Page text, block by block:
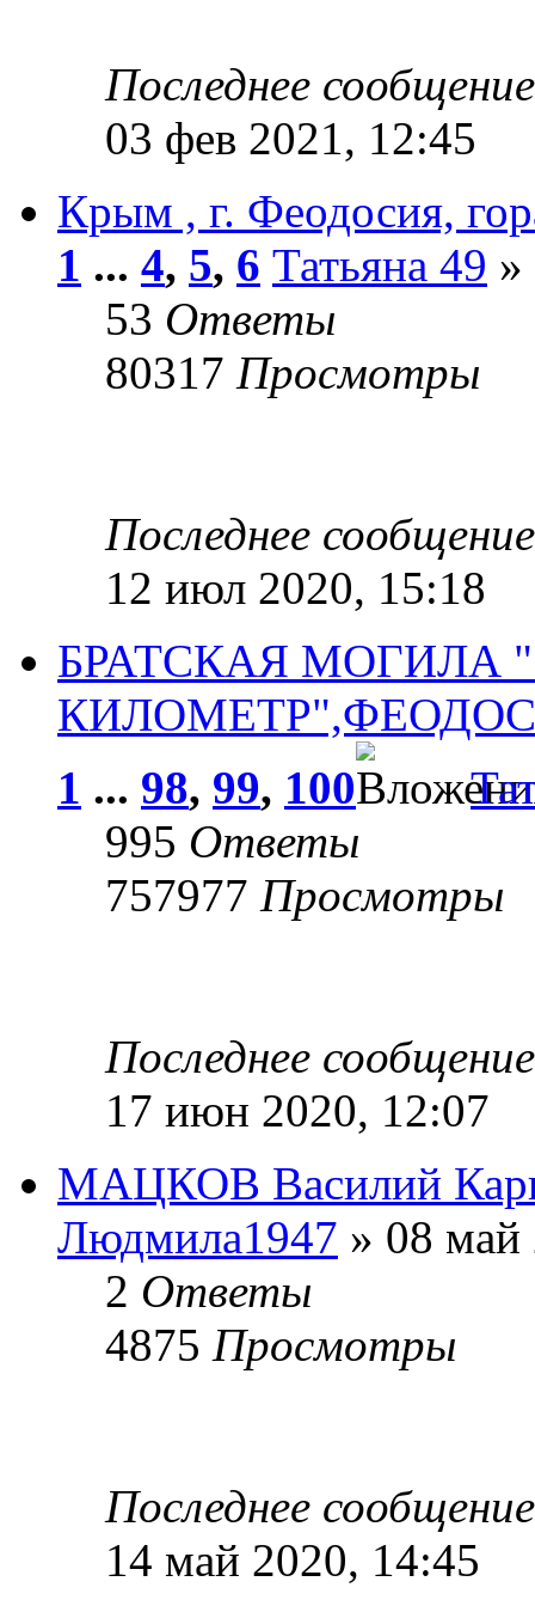
Последнее
03 фев 2021, 12:45
Крым , г. Феодосия,
1 ... 4, 5, 6 Татьяна 49 »
53 Ответы
80317 Просмотры
Последнее
12 июл 2020, 15:18
БРАТСКАЯ МОГИЛА
1 ... 98, 99, 100
995 Ответы
757977 Просмотры
Последнее
17 июн 2020, 12:07
МАЦКОВ Василий
Людмила1947 » 08 май
2 Ответы
4875 Просмотры
Последнее
14 май 2020, 14:45